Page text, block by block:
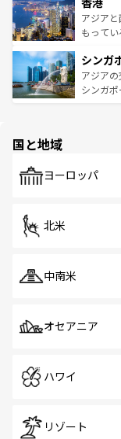
ひ現地
が旅行
参照して
の活気が
帯で自
いビー
激する
が待っ
た文化
アジア
もって
み、どこ
ており
うな絶
シンガ
アジア
シンガ
で、ホー
国と地域
ヨーロッパ
北米
中南米
オセアニア
ハワイ
リゾート